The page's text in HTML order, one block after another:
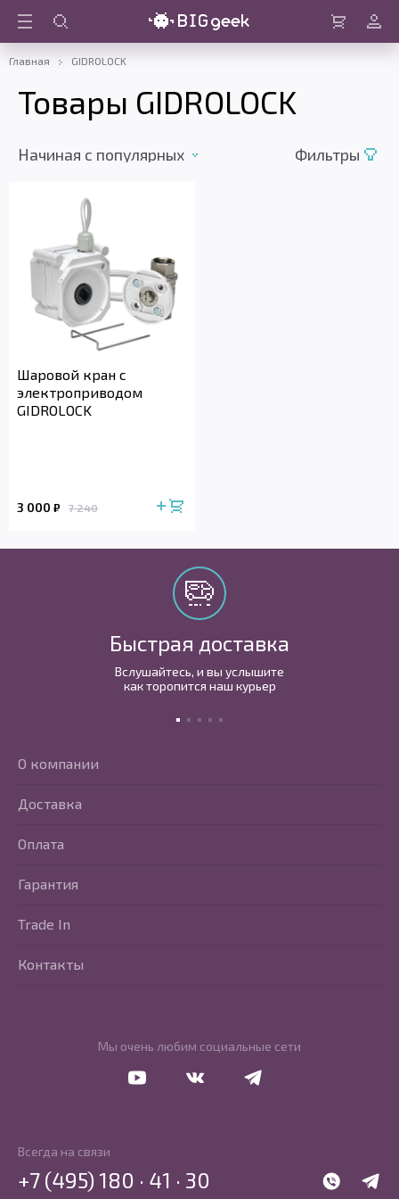
Войти
Главная GIDROLOCK
Товары GIDROLOCK
Начиная c популярных Фильтры
Шаровой кран с
электроприводом
GIDROLOCK
3 000 ₽ 7 240
Быстрая доставка
Вслушайтесь, и вы услышите
как торопится наш курьер
Мы очень любим социальные сети
О компании
Доставка
Оплата
Гарантия
Trade In
Контакты
Всегда на связи
WhatsApp
+7 (495) 180 · 41 · 30